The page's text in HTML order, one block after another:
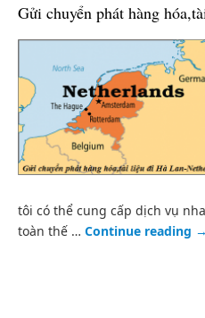
Gửi chuyển phát hàng
tôi có thể cung cấp dịch vụ
toàn thế …Continue reading →